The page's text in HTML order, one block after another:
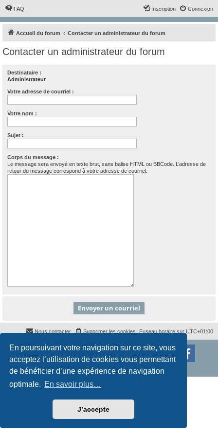
En poursuivant votre navigation sur ce site, vous
acceptez l’utilisation de cookies vous permettant
de bénéficier d’une expérience de navigation
optimale. En savoir plus…
J’accepte
FAQ Connexion
Inscription
Accueil du forum Contacter un administrateur du forum
Contacter un administrateur du forum
Destinataire :
Administrateur
Votre adresse de courriel :
Votre nom :
Sujet :
Corps du message :
Le message sera envoyé en texte brut, sans balise HTML ou BBCode. L’adresse de
retour du message correspond à votre adresse de courriel.
Fuseau horaire sur UTC+01:00
Supprimer les cookies
Nous contacter
Développé parphpBB® Forum Software © phpBB Limited
Styleproflatpar © Mazeltof2017
Confidentialité | Conditions